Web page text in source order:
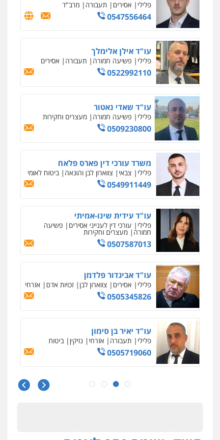
עו"ד עידית שינו-אמיתי
חמורה מעצרים וחקירות
עו"ד אביגדור פלדמן
0505345826
עו"ד יאיר בן סימון
0505719060
עו"ד נס בן נתן
0505555110
עו"ד משה פלמור
פלילי כלכלי צווארון לבן
אסירים
סלימאן אבו שעירה – משרד עורכי דין
0547780927
עו"ד אסף גונן
וחקירות
0542255161